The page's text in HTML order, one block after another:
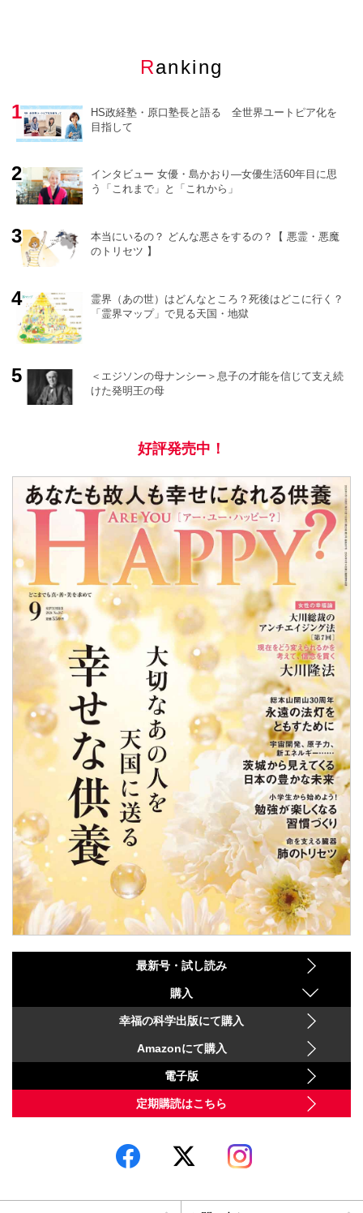
Ranking
HS政経塾・原口塾長と語る 全世界ユートピア化を
目指して
インタビュー 女優・島かおり―女優生活60年目に思
う「これまで」と「これから」
本当にいるの？ どんな悪さをするの？【 悪霊・悪魔
のトリセツ 】
霊界（あの世）はどんなところ？死後はどこに行く？
「霊界マップ」で見る天国・地獄
＜エジソンの母ナンシー＞息子の才能を信じて支え続
けた発明王の母
好評発売中！
最新号・試し読み
購入
幸福の科学出版にて購入
Amazonにて購入
電子版
定期購読はこちら